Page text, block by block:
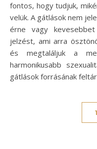
fontos, hogy tudjuk,
velük. A gátlások nem
érne vagy
jelzést, ami arra
és megtaláljuk a
harmonikusabb
gátlások forrásának